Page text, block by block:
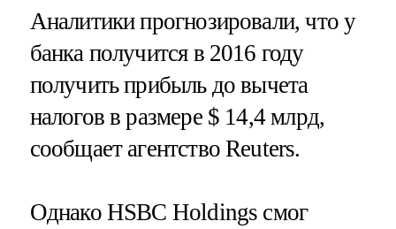
Аналитики прогнозировали, что у
банка получится в 2016 году
получить прибыль до вычета
налогов в размере $ 14,4 млрд,
сообщает агентство Reuters.
Однако HSBC Holdings смог